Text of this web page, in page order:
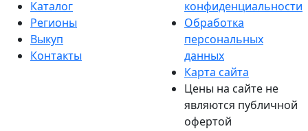
Каталог
Регионы
Выкуп
Контакты
конфиденциальности
Обработка
персональных
данных
Карта сайта
Цены на сайте не
являются публичной
офертой